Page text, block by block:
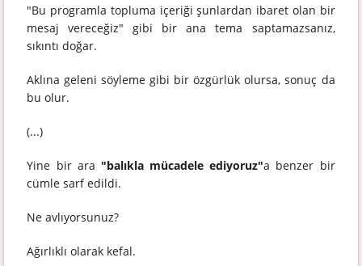
"Bu programla topluma içeriği şunlardan ibaret olan bir
mesaj vereceğiz" gibi bir ana tema saptamazsanız,
sıkıntı doğar.
Aklına geleni söyleme gibi bir özgürlük olursa, sonuç da
bu olur.
(...)
Yine bir ara "balıkla mücadele ediyoruz"a benzer bir
cümle sarf edildi.
Ne avlıyorsunuz?
Ağırlıklı olarak kefal.